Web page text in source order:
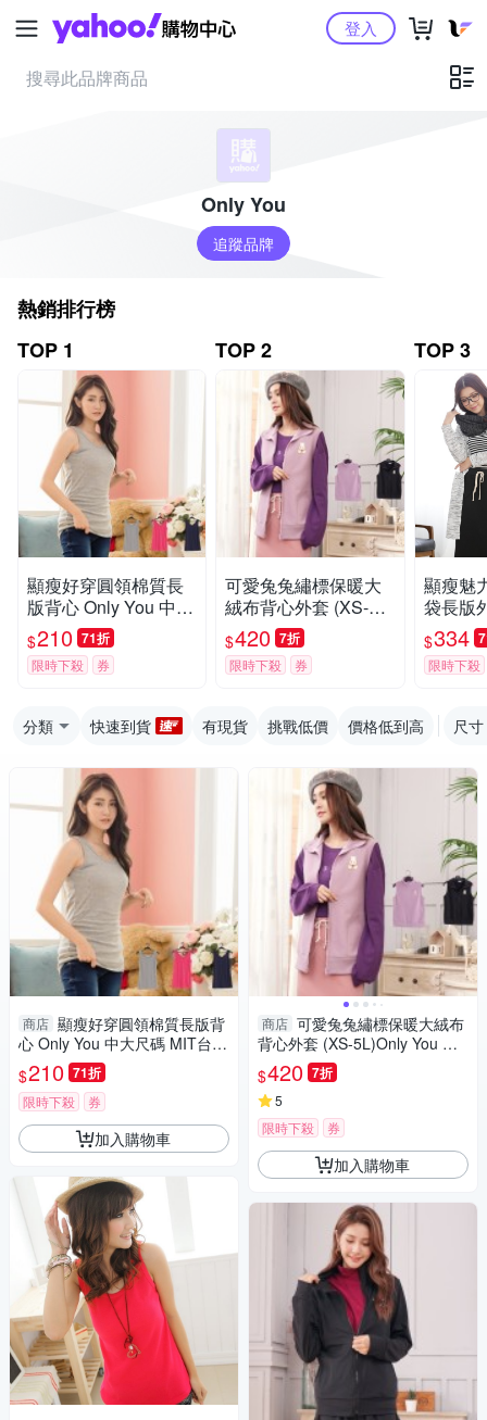
Yahoo購物中心登入
Only You
追蹤品牌
熱銷排行榜
TOP 1
顯瘦好穿圓領棉質長
版背心 Only You 中大
尺碼 MIT台灣製 A132
1
$210 71折
限時下殺 券
TOP 2
可愛兔兔繡標保暖大
絨布背心外套 (XS-5L)
Only You 中大尺碼 MI
T台灣製 【A5090】
$420 7折
限時下殺 券
TOP 3
顯瘦魅
袋長版
lyyou
灣製 【
$334
限時下殺
分類 快速到貨 有現貨 挑戰低價 價格低到高 尺寸
商店 顯瘦好穿圓領棉質長版背
心 Only You 中大尺碼 MIT台灣
製 A1321
$210 71折
限時下殺 券
加入購物車
商店 可愛兔兔繡標保暖大絨布
背心外套 (XS-5L)Only You 中
大尺碼 MIT台灣製 【A5090】
$420 7折
5
限時下殺
券
加入購物車